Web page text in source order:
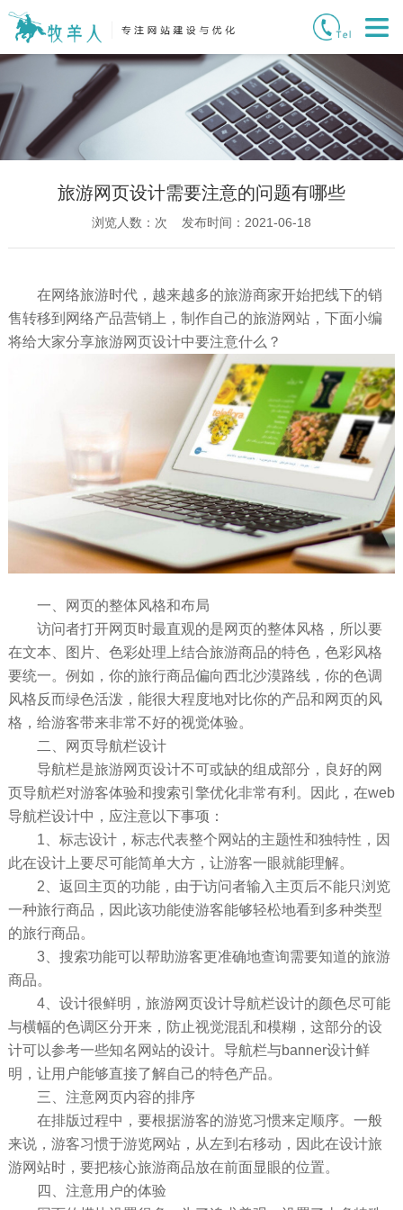
旅游网页设计需要注意的问题有哪些
浏览人数： 次 发布时间：2021-06-18
在网络旅游时代，越来越多的旅游商家开始把线下的销
售转移到网络产品营销上，制作自己的旅游网站，下面小编
将给大家分享旅游网页设计中要注意什么？
一、网页的整体风格和布局
访问者打开网页时最直观的是网页的整体风格，所以要
在文本、图片、色彩处理上结合旅游商品的特色，色彩风格
要统一。例如，你的旅行商品偏向西北沙漠路线，你的色调
风格反而绿色活泼，能很大程度地对比你的产品和网页的风
格，给游客带来非常不好的视觉体验。
二、网页导航栏设计
导航栏是旅游网页设计不可或缺的组成部分，良好的网
页导航栏对游客体验和搜索引擎优化非常有利。因此，在web
导航栏设计中，应注意以下事项：
1、标志设计，标志代表整个网站的主题性和独特性，因
此在设计上要尽可能简单大方，让游客一眼就能理解。
2、返回主页的功能，由于访问者输入主页后不能只浏览
一种旅行商品，因此该功能使游客能够轻松地看到多种类型
的旅行商品。
3、搜索功能可以帮助游客更准确地查询需要知道的旅游
商品。
4、设计很鲜明，旅游网页设计导航栏设计的颜色尽可能
与横幅的色调区分开来，防止视觉混乱和模糊，这部分的设
计可以参考一些知名网站的设计。导航栏与banner设计鲜
明，让用户能够直接了解自己的特色产品。
三、注意网页内容的排序
在排版过程中，要根据游客的游览习惯来定顺序。一般
来说，游客习惯于游览网站，从左到右移动，因此在设计旅
游网站时，要把核心旅游商品放在前面显眼的位置。
四、注意用户的体验